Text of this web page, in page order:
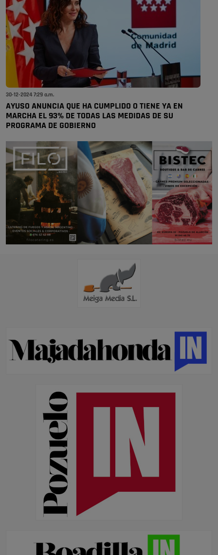
30-12-2024 7:29 a.m.
AYUSO ANUNCIA QUE HA CUMPLIDO O TIENE YA EN
MARCHA EL 93% DE TODAS LAS MEDIDAS DE SU
PROGRAMA DE GOBIERNO